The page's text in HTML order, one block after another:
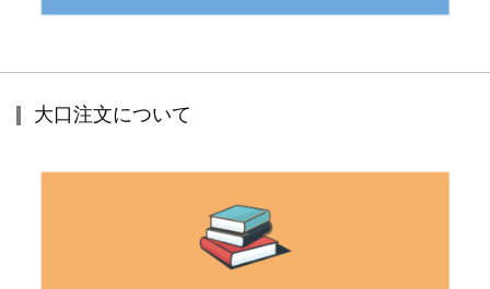
大口注文について